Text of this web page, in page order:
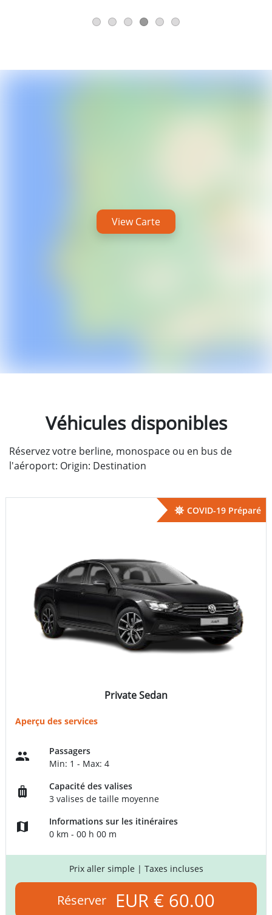
View Carte
Véhicules disponibles
Réservez votre berline, monospace ou en bus de
l'aéroport: Origin: Destination
COVID-19 Préparé
Private Sedan
Aperçu des services
Passagers
Min: 1 - Max: 4
Capacité des valises
3 valises de taille moyenne
Informations sur les itinéraires
0 km - 00 h 00 m
Prix aller simple | Taxes incluses
Réserver EUR € 60.00